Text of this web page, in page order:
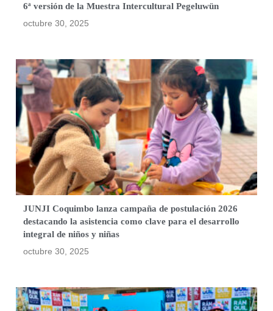
6ª versión de la Muestra Intercultural Pegeluwün
octubre 30, 2025
JUNJI Coquimbo lanza campaña de postulación 2026
destacando la asistencia como clave para el desarrollo
integral de niños y niñas
octubre 30, 2025